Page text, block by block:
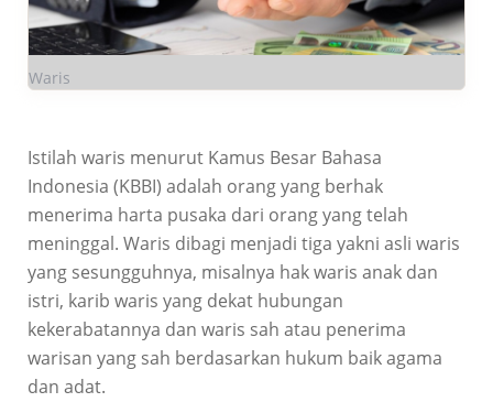
Waris
Istilah waris menurut Kamus Besar Bahasa
Indonesia (KBBI) adalah orang yang berhak
menerima harta pusaka dari orang yang telah
meninggal. Waris dibagi menjadi tiga yakni asli waris
yang sesungguhnya, misalnya hak waris anak dan
istri, karib waris yang dekat hubungan
kekerabatannya dan waris sah atau penerima
warisan yang sah berdasarkan hukum baik agama
dan adat.